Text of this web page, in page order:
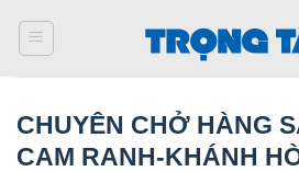
qua
CHUYÊN CHỞ HÀNG
CAM RANH-KHÁNH